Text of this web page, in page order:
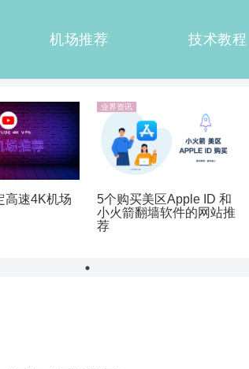
机场推荐 技术教程
高速4K机场
业界资讯
5个购买美区Apple ID 和
小火箭翻墙软件的网站推
荐